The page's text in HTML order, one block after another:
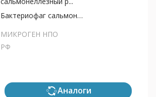
Бактериофаг сальмонеллезный
МИКРОГЕН НПО
РФ
Аналоги